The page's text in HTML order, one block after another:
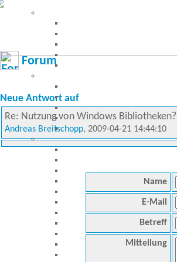
Forum
Neue Antwort auf
Re: Nutzung von Windows Bibliotheken?
Andreas Breitschopp, 2009-04-21 14:44:10
Name
E-Mail
Betreff
Mitteilung